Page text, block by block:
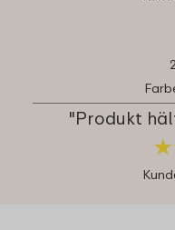
"Produkt
★
★